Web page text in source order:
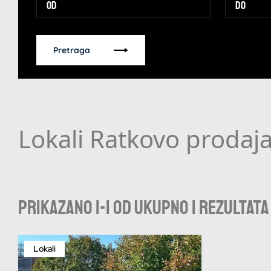
Pretraga
Lokali Ratkovo prodaja
Prikazano 1-1 od ukupno 1 rezultata
Lokali